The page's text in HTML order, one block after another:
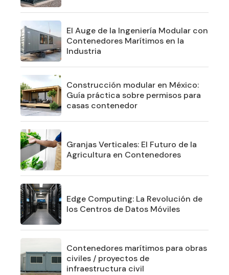
El Auge de la Ingeniería Modular con
Contenedores Marítimos en la
Industria
Construcción modular en México:
Guía práctica sobre permisos para
casas contenedor
Granjas Verticales: El Futuro de la
Agricultura en Contenedores
Edge Computing: La Revolución de
los Centros de Datos Móviles
Contenedores marítimos para obras
civiles / proyectos de
infraestructura civil